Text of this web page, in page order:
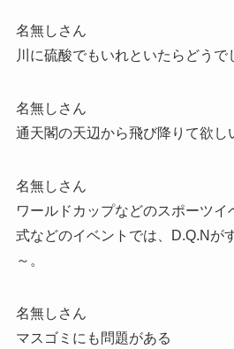
名無しさん
川に硫酸でもいれといたらどうで
名無しさん
通天閣の天辺から飛び降りて欲し
名無しさん
ワールドカップなどのスポーツイ
式などのイベントでは、D.Q.Nが
～。
名無しさん
マスゴミにも問題がある